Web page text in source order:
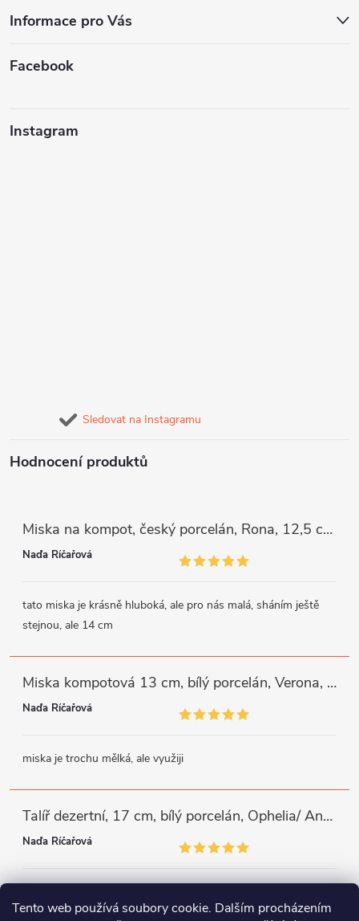
Tento web používá soubory cookie. Dalším procházením
Informace pro Vás
Facebook
Instagram
Sledovat na Instagramu
Hodnocení produktů
Miska na kompot, český porcelán, Rona, 12,5 cm, bílý, G. Benedikt
Naďa Říčařová
tato miska je krásně hluboká, ale pro nás malá, sháním ještě
stejnou, ale 14 cm
Miska kompotová 13 cm, bílý porcelán, Verona, G. Benedikt
Naďa Říčařová
miska je trochu mělká, ale využiji
Talíř dezertní, 17 cm, bílý porcelán, Ophelia/ Angelina, Thun Rulak Zettlitz
Naďa Říčařová
doplnit